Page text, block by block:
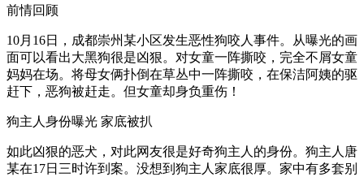
前情回顾
10月16日，成都崇州某小区发生恶性狗咬人事件。从曝光的画
面可以看出大黑狗很是凶狠。对女童一阵撕咬，完全不屑女童
妈妈在场。将母女俩扑倒在草丛中一阵撕咬，在保洁阿姨的驱
赶下，恶狗被赶走。但女童却身负重伤！
狗主人身份曝光 家底被扒
如此凶狠的恶犬，对此网友很是好奇狗主人的身份。狗主人唐
某在17日三时许到案。没想到狗主人家底很厚。家中有多套别